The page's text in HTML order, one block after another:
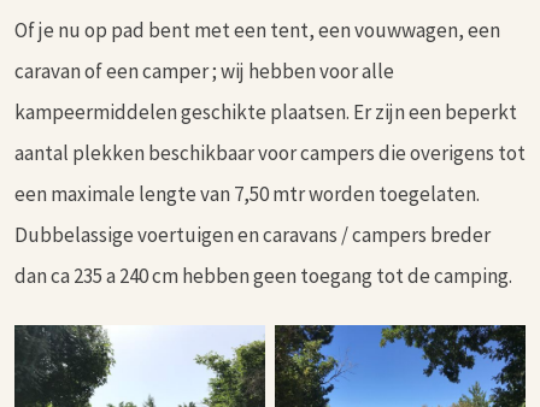
Of je nu op pad bent met een tent, een vouwwagen, een
caravan of een camper ; wij hebben voor alle
kampeermiddelen geschikte plaatsen. Er zijn een beperkt
aantal plekken beschikbaar voor campers die overigens tot
een maximale lengte van 7,50 mtr worden toegelaten.
Dubbelassige voertuigen en caravans / campers breder
dan ca 235 a 240 cm hebben geen toegang tot de camping.